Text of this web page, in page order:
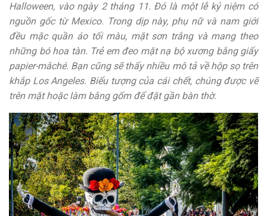
Halloween, vào ngày 2 tháng 11. Đó là một lễ kỷ niệm có
nguồn gốc từ Mexico. Trong dịp này, phụ nữ và nam giới
đều mặc quần áo tối màu, mặt sơn trắng và mang theo
những bó hoa tàn. Trẻ em đeo mặt nạ bộ xương bằng giấy
papier-mâché. Bạn cũng sẽ thấy nhiều mô tả về hộp sọ trên
khắp Los Angeles. Biểu tượng của cái chết, chúng được vẽ
trên mặt hoặc làm bằng gốm để đặt gần bàn thờ.